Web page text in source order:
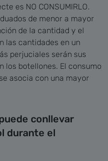
es NO CONSUMIRLO.
de menor a mayor
de la cantidad y el
las cantidades en un
perjuciales serán sus
los botellones. El consumo
asocia con una mayor
conllevar
durante el